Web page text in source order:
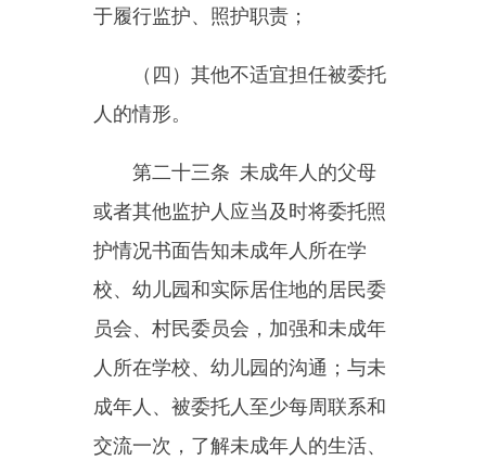
彻国家教育方针，坚持立德树人，
能力、创新能力和实践能力，促进
未成年学生全面发展。
学校应当建立未成年学生保护
工作制度，健全学生行为规范，培
养未成年学生遵纪守法的良好行为
习惯。
第二十六条
幼儿园应当做好
保育、教育工作，遵循幼儿身心发
展规律，实施启蒙教育，促进幼儿